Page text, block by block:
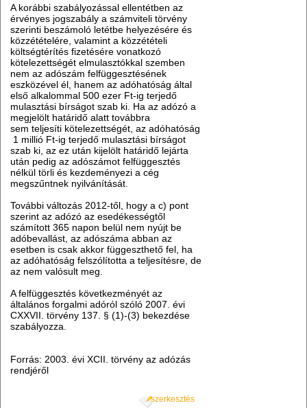
A korábbi szabályozással ellentétben az
érvényes jogszabály a számviteli törvény
szerinti beszámoló letétbe helyezésére és
közzétételére, valamint a közzétételi
költségtérítés fizetésére vonatkozó
kötelezettségét elmulasztókkal szemben
nem az adószám felfüggesztésének
eszközével él, hanem az adóhatóság által
első alkalommal 500 ezer Ft-ig terjedő
mulasztási bírságot szab ki. Ha az adózó a
megjelölt határidő alatt továbbra
sem teljesíti kötelezettségét, az adóhatóság
1 millió Ft-ig terjedő mulasztási bírságot
szab ki, az ez után kijelölt határidő lejárta
után pedig az adószámot felfüggesztés
nélkül törli és kezdeményezi a cég
megszűntnek nyilvánítását.
További változás 2012-től, hogy a c) pont
szerint az adózó az esedékességtől
számított 365 napon belül nem nyújt be
adóbevallást, az adószáma abban az
esetben is csak akkor függeszthető fel, ha
az adóhatóság felszólította a teljesítésre, de
az nem valósult meg.
A felfüggesztés következményét az
általános forgalmi adóról szóló 2007. évi
CXXVII. törvény 137. § (1)-(3) bekezdése
szabályozza.
Forrás: 2003. évi XCII. törvény az adózás
rendjéről
szerkesztés